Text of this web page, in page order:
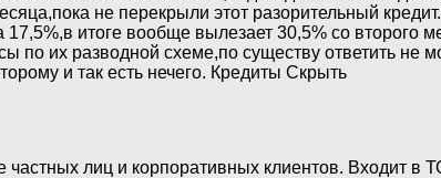
не перекрыли этот разорительный
итоге вообще вылезает 30,5% со второго
их разводной схеме,по существу ответить не
и так есть нечего. Кредиты Скрыть
лиц и корпоративных клиентов. Входит в